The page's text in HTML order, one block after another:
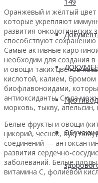
Оранжевый и жёлтый
которые укрепляют
развития онкологических
способствуют
Самые активные
необходим для создания
и овощи таких цветов
кислотой, калием,
биофлавоноидами,
антиоксиданты. Сюда
морковь, тыкву, апельсин,
Белые фрукты и овощи
цикорий, чеснок, лук)
соединений —
развития сердечно-
заболеваний. Белые
витамина С, фолиевой